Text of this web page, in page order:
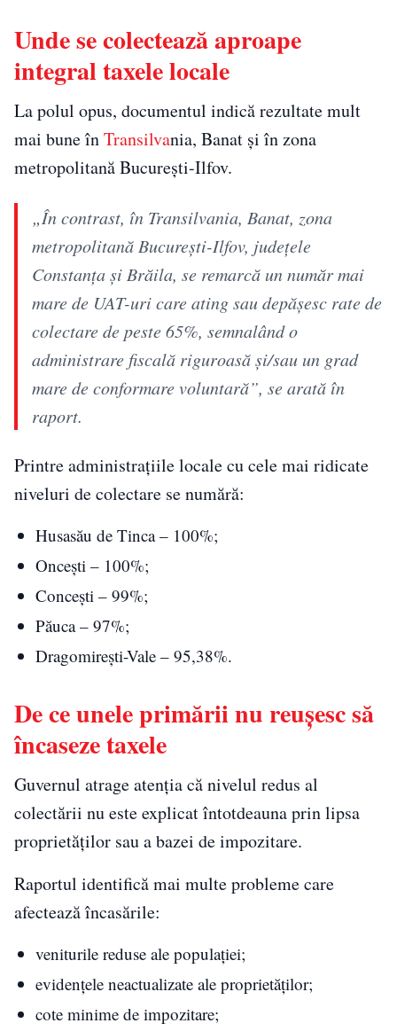
Unde se colectează aproape
integral taxele locale
La polul opus, documentul indică rezultate mult
mai bune înTransilvania, Banat și în zona
metropolitană București-Ilfov.
„În contrast, în Transilvania, Banat, zona
metropolitană București-Ilfov, județele
Constanța și Brăila, se remarcă un număr mai
mare de UAT-uri care ating sau depășesc rate de
colectare de peste 65%, semnalând o
administrare fiscală riguroasă și/sau un grad
mare de conformare voluntară”, se arată în
raport.
Printre administrațiile locale cu cele mai ridicate
niveluri de colectare se numără:
Husasău de Tinca – 100%;
Oncești – 100%;
Concești – 99%;
Păuca – 97%;
Dragomirești-Vale – 95,38%.
De ce unele primării nu reușesc să
încaseze taxele
Guvernul atrage atenția că nivelul redus al
colectării nu este explicat întotdeauna prin lipsa
proprietăților sau a bazei de impozitare.
Raportul identifică mai multe probleme care
afectează încasările:
veniturile reduse ale populației;
evidențele neactualizate ale proprietăților;
cote minime de impozitare;